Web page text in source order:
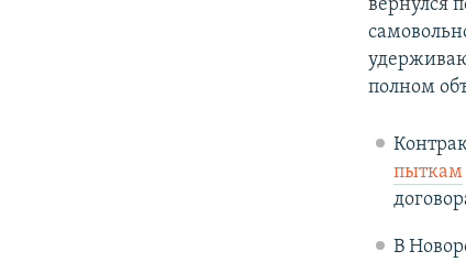
вернулся
полном
пыткам
В